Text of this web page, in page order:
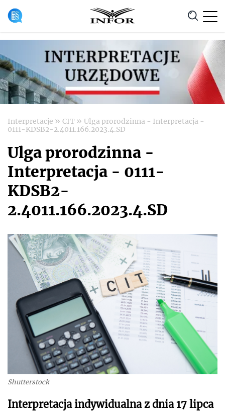
Anuluj
Interpretacje » CIT » Ulga prorodzinna - Interpretacja -
0111-KDSB2-2.4011.166.2023.4.SD
Ulga prorodzinna -
Interpretacja - 0111-
KDSB2-
2.4011.166.2023.4.SD
Shutterstock
Interpretacja indywidualna z dnia 17 lipca